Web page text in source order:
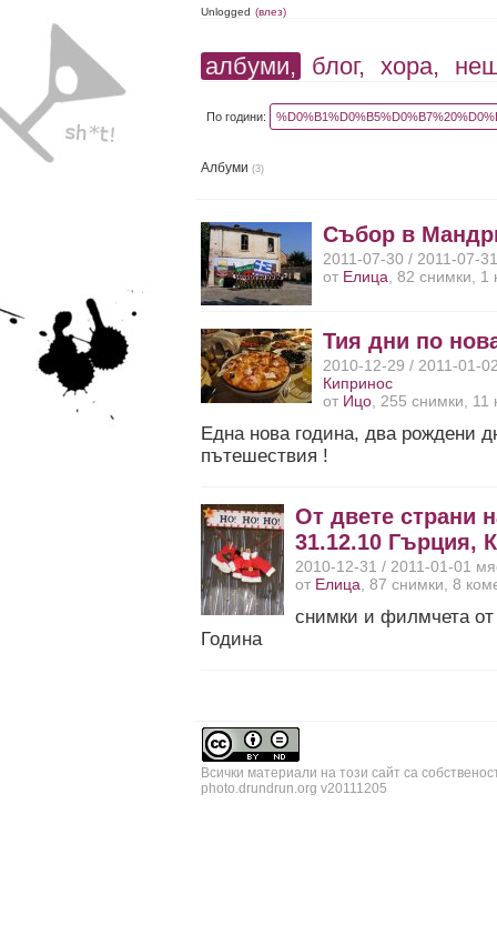
Unlogged (влез)
албуми, блог, хора,
По години:
Албуми(3)
Събор в
2011-07-30 / 2011-07-
от Елица , 82 снимки,
Тия дни по
2010-12-29 / 2011-01-
Кипринос
от Ицо , 255 снимки,
Една нова година, два рождени
пътешествия !
От двете страни
31.12.10 Гърция,
2010-12-31 / 2011-01-01
от Елица , 87 снимки, 8
снимки и филмчета
Година
Всички материали на този сайт са
photo.drundrun.org v20111205